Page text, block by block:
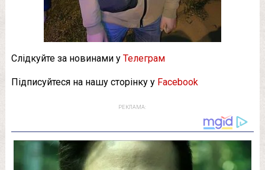
Слідкуйте за новинами у Телеграм
Підписуйтеся на нашу сторінку у Facebook
РЕКЛАМА: